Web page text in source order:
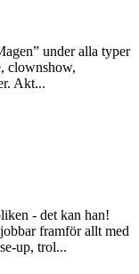
under alla typer
clownshow,
Akt...
- det kan han!
framför allt med
up, trol...